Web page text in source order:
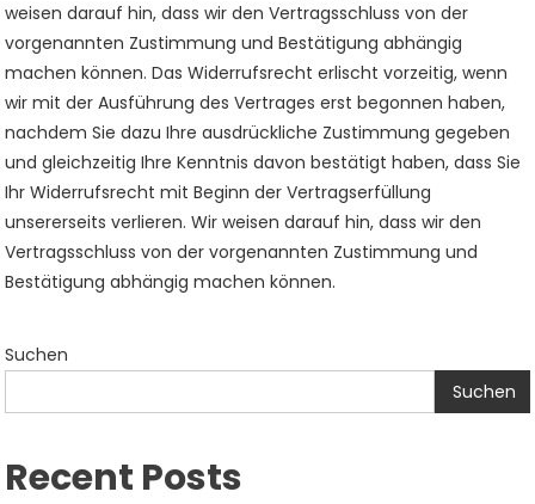
weisen darauf hin, dass wir den Vertragsschluss von der
vorgenannten Zustimmung und Bestätigung abhängig
machen können. Das Widerrufsrecht erlischt vorzeitig, wenn
wir mit der Ausführung des Vertrages erst begonnen haben,
nachdem Sie dazu Ihre ausdrückliche Zustimmung gegeben
und gleichzeitig Ihre Kenntnis davon bestätigt haben, dass Sie
Ihr Widerrufsrecht mit Beginn der Vertragserfüllung
unsererseits verlieren. Wir weisen darauf hin, dass wir den
Vertragsschluss von der vorgenannten Zustimmung und
Bestätigung abhängig machen können.
Suchen
Suchen
Recent Posts